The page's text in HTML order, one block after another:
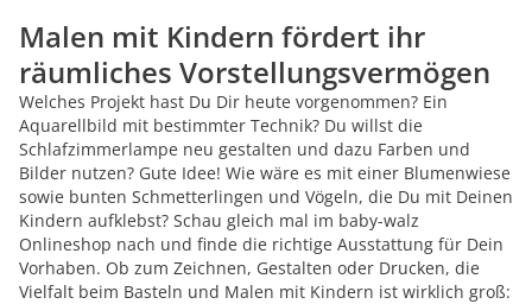
Malen mit Kindern fördert ihr
räumliches Vorstellungsvermögen
Welches Projekt hast Du Dir heute vorgenommen? Ein
Aquarellbild mit bestimmter Technik? Du willst die
Schlafzimmerlampe neu gestalten und dazu Farben und
Bilder nutzen? Gute Idee! Wie wäre es mit einer Blumenwiese
sowie bunten Schmetterlingen und Vögeln, die Du mit Deinen
Kindern aufklebst? Schau gleich mal im baby-walz
Onlineshop nach und finde die richtige Ausstattung für Dein
Vorhaben. Ob zum Zeichnen, Gestalten oder Drucken, die
Vielfalt beim Basteln und Malen mit Kindern ist wirklich groß: